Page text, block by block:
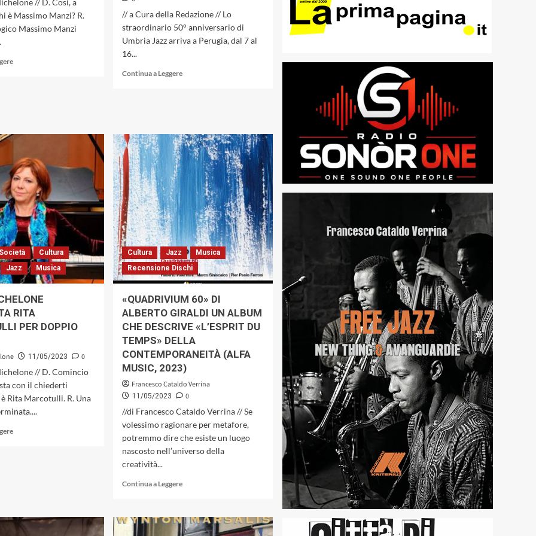
// D. Così, a
è Massimo Manzi? R.
Massimo Manzi
Leggi
MASSIMO
PRINCIPE
DEI
TAMBURI
// a Cura della Redazione // Lo
straordinario 50° anniversario di
Umbria Jazz arriva a Perugia, dal 7 al
16...
Continua a LeggereLeggi
2023:
PROGRAMMA
COMPLETO
50TH
ANNIVERSARY,
AL
16
LUGLIO
Cultura
Jazz
Musica
RITA
PER DOPPIO
11/05/2023
0
// D. Comincio
con il chiederti
Rita Marcotulli. R. Una
Leggi
MARCOTULLI
PER
Cultura Jazz
Musica
Recensione Dischi
«QUADRIVIUM 60» DI
ALBERTO GIRALDI UN ALBUM
CHE DESCRIVE «L’ESPRIT DU
TEMPS» DELLA
CONTEMPORANEITÀ (ALFA
MUSIC, 2023)
Francesco Cataldo Verrina
11/05/2023
0
//di Francesco Cataldo Verrina // Se
volessimo ragionare per metafore,
potremmo dire che esiste un luogo
nascosto nell’universo della
creatività...
Continua a LeggereLeggi
su
«QUADRIVIUM